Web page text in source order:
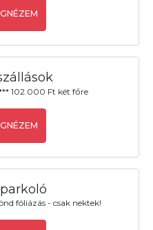
102.000 Ft két főre
fóliázás - csak nektek!